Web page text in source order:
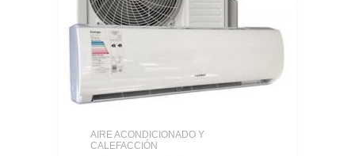
AIRE ACONDICIONADO Y
CALEFACCIÓN